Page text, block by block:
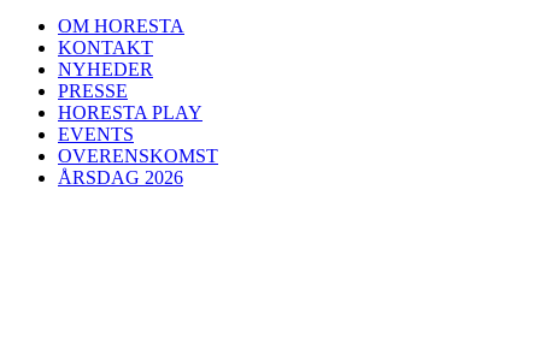
OM HORESTA
KONTAKT
NYHEDER
PRESSE
HORESTA PLAY
EVENTS
OVERENSKOMST
ÅRSDAG 2026